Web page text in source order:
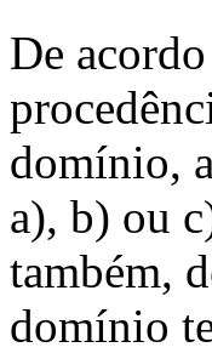
De
domínio,
a), b) ou
também,
domínio